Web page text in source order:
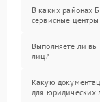
В каких районах
сервисные центры
Выполняете ли
лиц?
Какую
для юридических